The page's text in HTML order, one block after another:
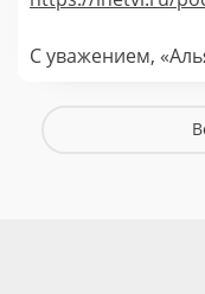
С уважением,